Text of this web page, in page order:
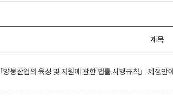
제목
「양봉산업의 육성 및 지원에 관한 법률 시행규칙」 제정